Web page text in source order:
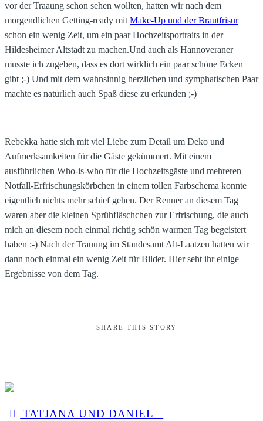
vor der Traaung schon sehen wollten, hatten wir nach dem
morgendlichen Getting-ready mit Make-Up und der Brautfrisur
schon ein wenig Zeit, um ein paar Hochzeitsportraits in der
Hildesheimer Altstadt zu machen.Und auch als Hannoveraner
musste ich zugeben, dass es dort wirklich ein paar schöne Ecken
gibt ;-) Und mit dem wahnsinnig herzlichen und symphatischen Paar
machte es natürlich auch Spaß diese zu erkunden ;-)
Rebekka hatte sich mit viel Liebe zum Detail um Deko und
Aufmerksamkeiten für die Gäste gekümmert. Mit einem
ausführlichen Who-is-who für die Hochzeitsgäste und mehreren
Notfall-Erfrischungskörbchen in einem tollen Farbschema konnte
eigentlich nichts mehr schief gehen. Der Renner an diesem Tag
waren aber die kleinen Sprühfläschchen zur Erfrischung, die auch
mich an diesem noch einmal richtig schön warmen Tag begeistert
haben :-) Nach der Trauung im Standesamt Alt-Laatzen hatten wir
dann noch einmal ein wenig Zeit für Bilder. Hier seht ihr einige
Ergebnisse von dem Tag.
SHARE THIS STORY
TATJANA UND DANIEL –